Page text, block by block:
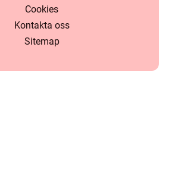
Cookies
Kontakta oss
Sitemap